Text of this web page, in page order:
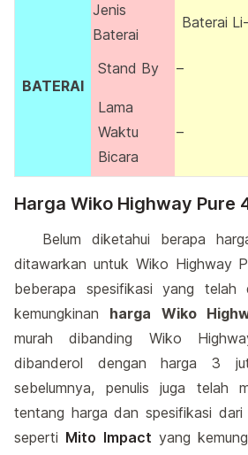
BATERAI
Jenis
Baterai
Baterai
Stand By –
Lama
Waktu
Bicara
–
Harga Wiko Highway Pure
Belum diketahui berapa
ditawarkan untuk Wiko Highway
beberapa spesifikasi yang telah
kemungkinan harga Wiko
murah dibanding Wiko
dibanderol dengan harga 3
sebelumnya, penulis juga telah
tentang harga dan spesifikasi
seperti Mito Impact yang